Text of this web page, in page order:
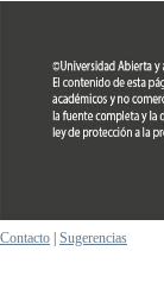
Contacto Sugerencias